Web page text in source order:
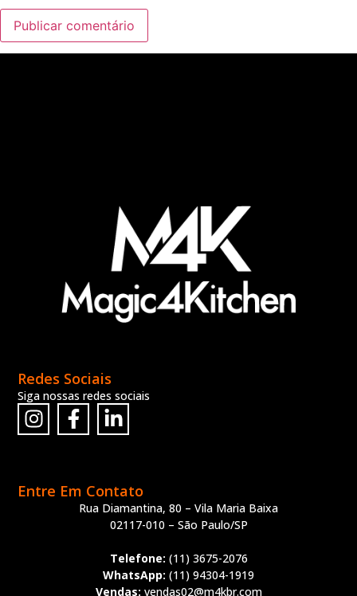
Entre Em Contato
Rua Diamantina, 80 – Vila Maria Baixa
02117-010 – São Paulo/SP
Telefone: (11) 3675-2076
WhatsApp: (11) 94304-1919
Vendas: vendas02@m4kbr.com
Redes Sociais
Siga nossas redes sociais